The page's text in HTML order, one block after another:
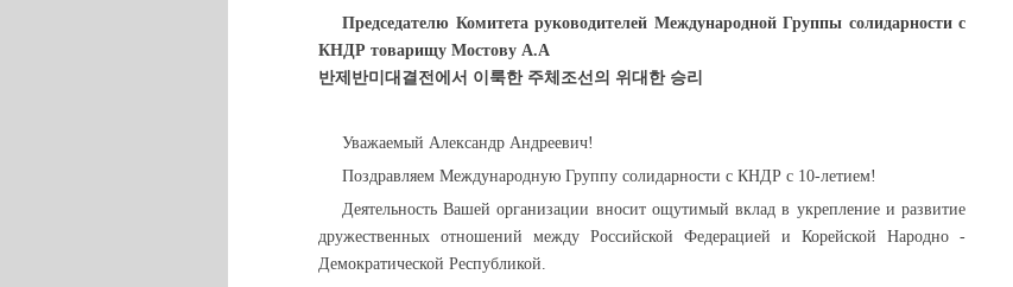
Председателю Комитета руководителей Международной Группы солидарности с
КНДР товарищу Мостову А.А
반제반미대결전에서 이룩한 주체조선의 위대한 승리
Уважаемый Александр Андреевич!
Поздравляем Международную Группу солидарности с КНДР с 10-летием!
Деятельность Вашей организации вносит ощутимый вклад в укрепление и развитие
дружественных отношений между Российской Федерацией и Корейской Народно -
Демократической Республикой.